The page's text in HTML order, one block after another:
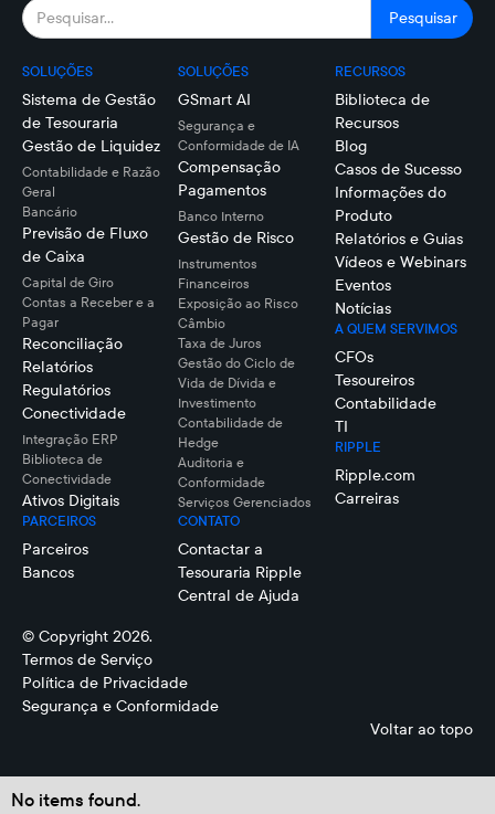
SOLUÇÕES
Sistema de Gestão
de Tesouraria
Gestão de Liquidez
Contabilidade e Razão
Geral
Bancário
Previsão de Fluxo
de Caixa
Capital de Giro
Contas a Receber e a
Pagar
Reconciliação
Relatórios
Regulatórios
Conectividade
Integração ERP
Biblioteca de
Conectividade
Ativos Digitais
PARCEIROS
Parceiros
Bancos
SOLUÇÕES
GSmart AI
Segurança e
Conformidade de IA
Compensação
Pagamentos
Banco Interno
Gestão de Risco
Instrumentos
Financeiros
Exposição ao Risco
Câmbio
Taxa de Juros
Gestão do Ciclo de
Vida de Dívida e
Investimento
Contabilidade de
Hedge
Auditoria e
Conformidade
Serviços Gerenciados
CONTATO
Contactar a
Tesouraria Ripple
Central de Ajuda
RECURSOS
Biblioteca de
Recursos
Blog
Casos de Sucesso
Informações do
Produto
Relatórios e Guias
Vídeos e Webinars
Eventos
Notícias
A QUEM SERVIMOS
CFOs
Tesoureiros
Contabilidade
TI
RIPPLE
Ripple.com
Carreiras
© Copyright 2026.
Termos de Serviço
Política de Privacidade
Segurança e Conformidade
Voltar ao topo
No items found.